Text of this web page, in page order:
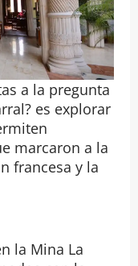
a la pregunta
es explorar
marcaron a la
francesa y la
la Mina La